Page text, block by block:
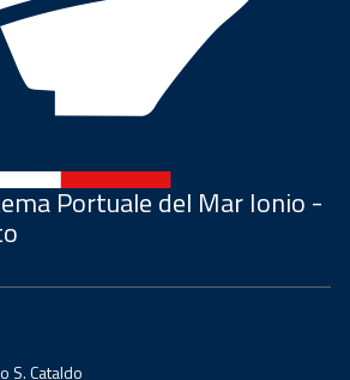
Portuale del Mar Ionio -
S. Cataldo